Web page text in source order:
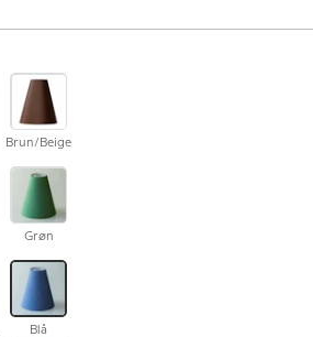
Brun/Beige
Grøn
Blå